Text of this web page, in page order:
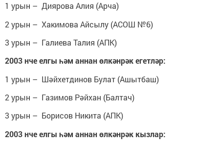
1 урын – Диярова Алия (Арча)
2 урын – Хакимова Айсылу (АСОШ №6)
3 урын – Галиева Талия (АПК)
2003 нче елгы һәм аннан өлкәнрәк егетләр:
1 урын – Шәйхетдинов Булат (Ашытбаш)
2 урын – Газимов Рәйхан (Балтач)
3 урын – Борисов Никита (АПК)
2003 нче елгы һәм аннан өлкәнрәк кызлар: